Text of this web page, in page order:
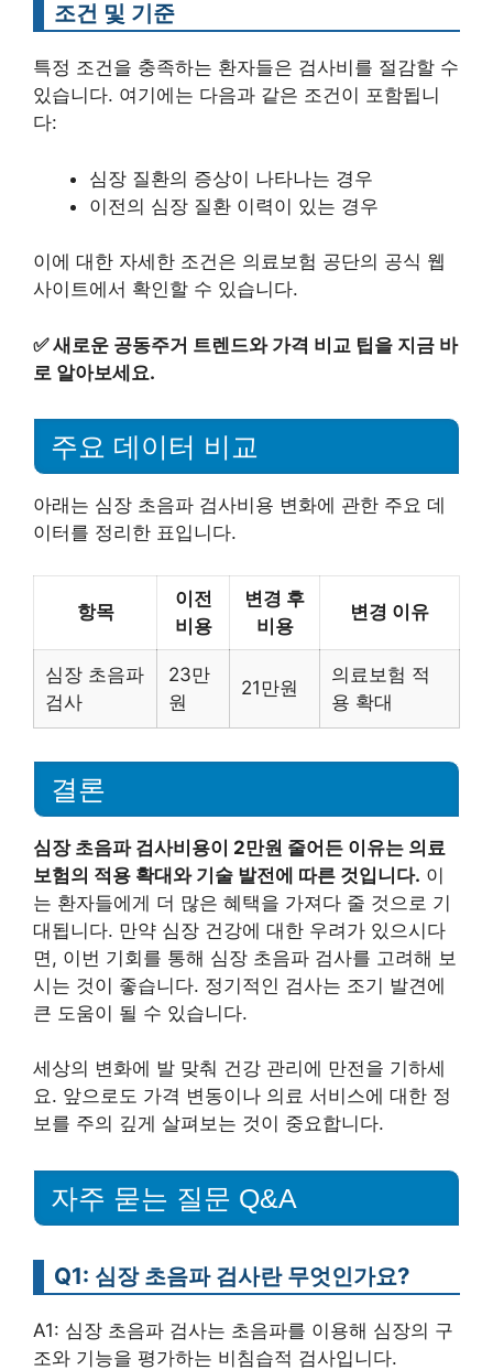
조건 및 기준
특정 조건을 충족하는 환자들은 검사비를 절감할 수
있습니다. 여기에는 다음과 같은 조건이 포함됩니
다:
심장 질환의 증상이 나타나는 경우
이전의 심장 질환 이력이 있는 경우
이에 대한 자세한 조건은 의료보험 공단의 공식 웹
사이트에서 확인할 수 있습니다.
✅새로운 공동주거 트렌드와 가격 비교 팁을 지금 바
로 알아보세요.
주요 데이터 비교
아래는 심장 초음파 검사비용 변화에 관한 주요 데
이터를 정리한 표입니다.
항목
이전
비용
변경 후
비용
변경 이유
심장 초음파
검사
23만
원
21만원
의료보험 적
용 확대
결론
심장 초음파 검사비용이 2만원 줄어든 이유는 의료
보험의 적용 확대와 기술 발전에 따른 것입니다. 이
는 환자들에게 더 많은 혜택을 가져다 줄 것으로 기
대됩니다. 만약 심장 건강에 대한 우려가 있으시다
면, 이번 기회를 통해 심장 초음파 검사를 고려해 보
시는 것이 좋습니다. 정기적인 검사는 조기 발견에
큰 도움이 될 수 있습니다.
세상의 변화에 발 맞춰 건강 관리에 만전을 기하세
요. 앞으로도 가격 변동이나 의료 서비스에 대한 정
보를 주의 깊게 살펴보는 것이 중요합니다.
자주 묻는 질문 Q&A
Q1: 심장 초음파 검사란 무엇인가요?
A1: 심장 초음파 검사는 초음파를 이용해 심장의 구
조와 기능을 평가하는 비침습적 검사입니다.